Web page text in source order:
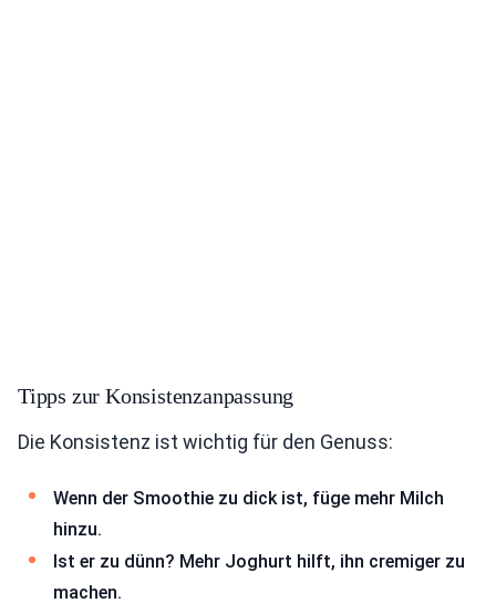
Tipps zur Konsistenzanpassung
Die Konsistenz ist wichtig für den Genuss:
Wenn der Smoothie zu dick ist, füge mehr Milch
hinzu.
Ist er zu dünn? Mehr Joghurt hilft, ihn cremiger zu
machen.